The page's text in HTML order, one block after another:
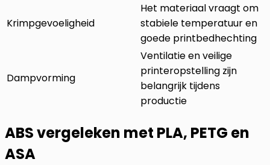
Krimpgevoeligheid
Het materiaal vraagt om
stabiele temperatuur en
goede printbedhechting
Dampvorming
Ventilatie en veilige
printeropstelling zijn
belangrijk tijdens
productie
ABS vergeleken met PLA, PETG en
ASA